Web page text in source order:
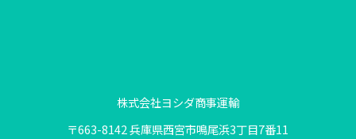
株式会社ヨシダ商事運輸
〒663-8142 兵庫県西宮市鳴尾浜3丁目7番11